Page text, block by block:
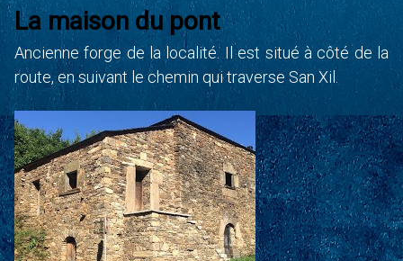
La maison du pont
Ancienne forge de la localité. Il est situé à côté de la
route, en suivant le chemin qui traverse San Xil.